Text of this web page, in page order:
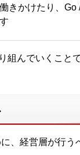
きかけたり、
組んでいくこと
、経営層が行